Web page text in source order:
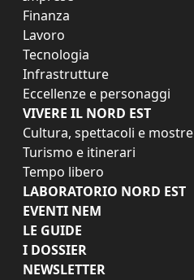
Finanza
Lavoro
Tecnologia
Infrastrutture
Eccellenze e personaggi
VIVERE IL NORD EST
Cultura, spettacoli e mostre
Turismo e itinerari
Tempo libero
LABORATORIO NORD EST
EVENTI NEM
LE GUIDE
I DOSSIER
NEWSLETTER